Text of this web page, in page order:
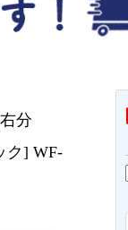
分
ク] WF-